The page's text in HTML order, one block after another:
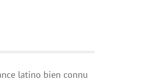
latino bien connu